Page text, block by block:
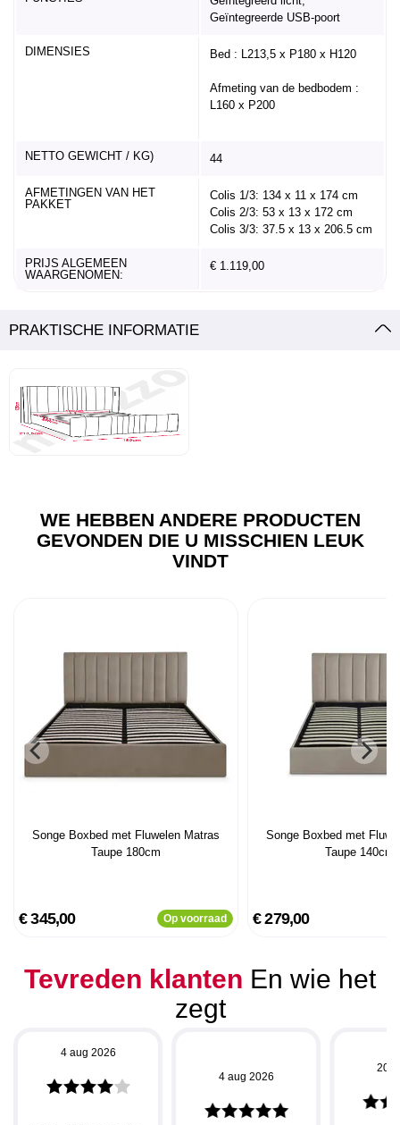
Geïntegreerde USB-poort
DIMENSIES Bed : L213,5 x P180 x H120
Afmeting van de bedbodem :
L160 x P200
NETTO GEWICHT / KG) 44
AFMETINGEN VAN HET
PAKKET
Colis 1/3: 134 x 11 x 174 cm
Colis 2/3: 53 x 13 x 172 cm
Colis 3/3: 37.5 x 13 x 206.5 cm
PRIJS ALGEMEEN
WAARGENOMEN:
€ 1.119,00
PRAKTISCHE INFORMATIE
WE HEBBEN ANDERE PRODUCTEN
GEVONDEN DIE U MISSCHIEN LEUK
VINDT
Songe Boxbed met Fluwelen Matras
Taupe 180cm
€ 345,00 Op voorraad
Songe Boxbed met
Taupe 140cm
€ 279,00
Tevreden klanten En wie het
zegt
4 aug 2026
4 aug 2026
20